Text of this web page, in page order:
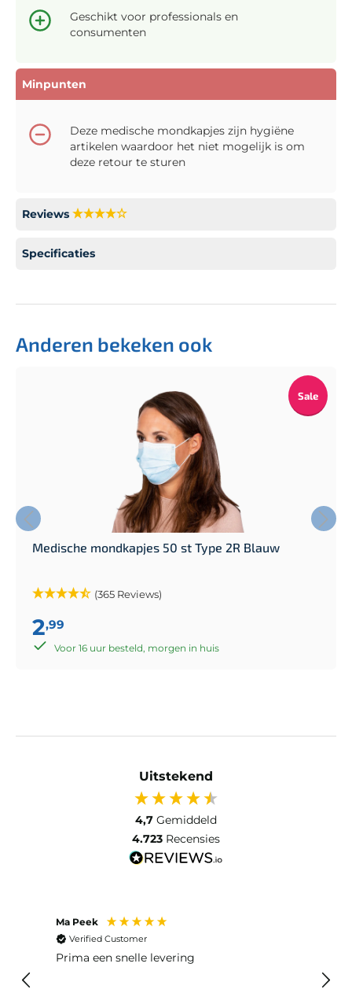
Geschikt voor professionals en
consumenten
Minpunten
Deze medische mondkapjes zijn hygiëne
artikelen waardoor het niet mogelijk is om
deze retour te sturen
Reviews
Specificaties
Anderen bekeken ook
Sale
Medische mondkapjes 50 st Type 2R Blauw
(365 Reviews)
2,99
Voor 16 uur besteld, morgen in huis
Uitstekend
4,7 Gemiddeld
4.723 Recensies
Ma Peek
Verified Customer
Prima een snelle levering